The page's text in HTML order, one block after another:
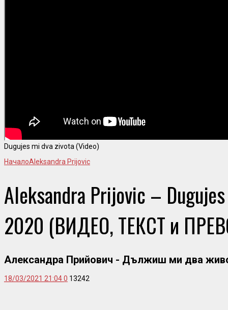
Dugujes mi dva zivota (Video)
НачалоAleksandra Prijovic
Aleksandra Prijovic –
2020 (ВИДЕО, ТЕКСТ и
Александра Прийович - Дължиш ми два
18/03/2021 21:040 13242